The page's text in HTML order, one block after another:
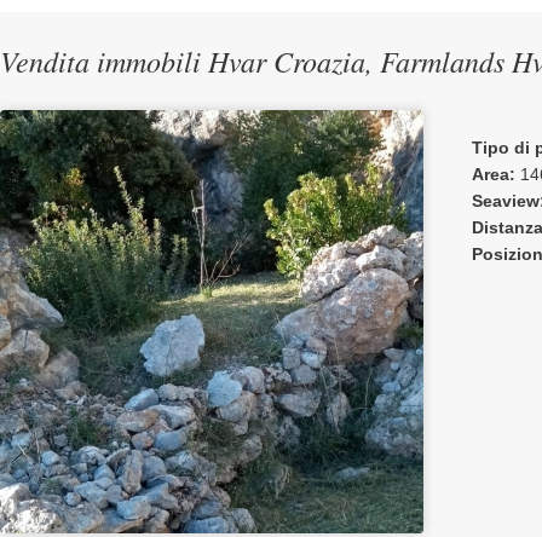
Vendita immobili Hvar Croazia, Farmlands
Tipo di
Area: